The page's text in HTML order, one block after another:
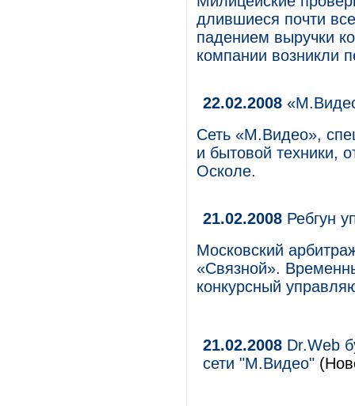
длившиеся почти
падением выручки
компании возникли
22.02.2008
Сеть «М.Видео»,
и бытовой техники,
Осколе.
21.02.2008 Ребгун
Московский
«Связной».
конкурсный
21.02.2008 Dr.Web
сети "М.Видео"